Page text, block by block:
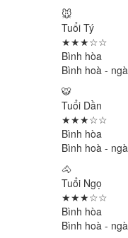
🐭
Tuổi Tý
★★★☆☆
Bình hòa
Bình hoà -
🐯
Tuổi Dần
★★★☆☆
Bình hòa
Bình hoà -
🐴
Tuổi Ngọ
★★★☆☆
Bình hòa
Bình hoà -